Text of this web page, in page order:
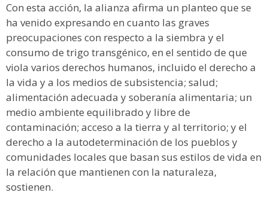
Con esta acción, la alianza afirma un planteo que se
ha venido expresando en cuanto las graves
preocupaciones con respecto a la siembra y el
consumo de trigo transgénico, en el sentido de que
viola varios derechos humanos, incluido el derecho a
la vida y a los medios de subsistencia; salud;
alimentación adecuada y soberanía alimentaria; un
medio ambiente equilibrado y libre de
contaminación; acceso a la tierra y al territorio; y el
derecho a la autodeterminación de los pueblos y
comunidades locales que basan sus estilos de vida en
la relación que mantienen con la naturaleza,
sostienen.